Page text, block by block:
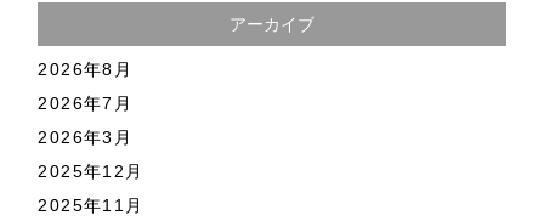
アーカイブ
2026年8月
2026年7月
2026年3月
2025年12月
2025年11月